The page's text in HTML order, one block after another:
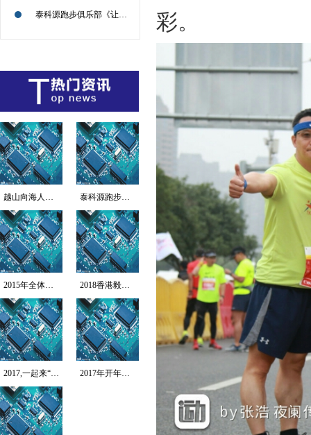
泰科源跑步俱乐部《让我们共同感受企业文化的传递和极限运动的魅力》
越山向海人车接力赛海... 泰科源跑步俱乐部《让...
2015年全体员工拓... 2018香港毅行者-...
2017,一起来“北... 2017年开年第一跑...
彩。